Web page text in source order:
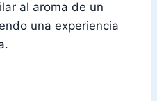
al aroma de un
una experiencia